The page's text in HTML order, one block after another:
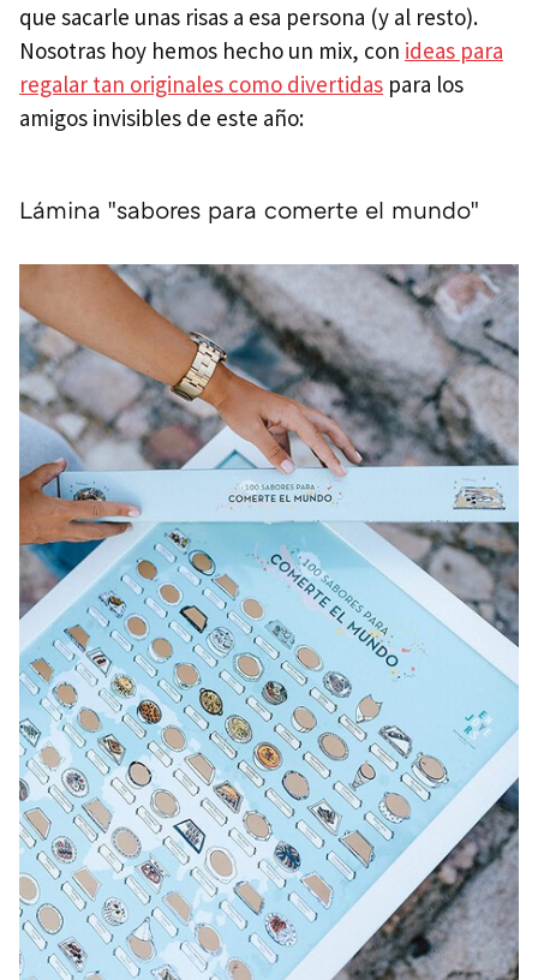
que sacarle unas risas a esa persona (y al resto).
Nosotras hoy hemos hecho un mix, con ideas para
regalar tan originales como divertidas para los
amigos invisibles de este año:
Lámina "sabores para comerte el mundo"